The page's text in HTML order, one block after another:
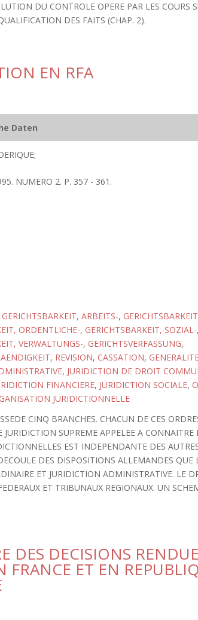
DU CONTROLE OPERE PAR LES COURS
DES FAITS (CHAP. 2).
EN RFA
Daten
NUMERO 2. P. 357 - 361.
GERICHTSBARKEIT, ARBEITS-,
ORDENTLICHE-, GERICHTSBARKEIT, SOZIAL-,
VERWALTUNGS-, GERICHTSVERFASSUNG,
, REVISION, CASSATION,
, JURIDICTION DE DROIT
FINANCIERE, JURIDICTION SOCIALE,
JURIDICTIONNELLE
CINQ BRANCHES. CHACUN DE CES
SUPREME APPELEE A CONNAITRE
EST INDEPENDANTE DES
DES DISPOSITIONS ALLEMANDES
ET JURIDICTION ADMINISTRATIVE. LE
ET TRIBUNAUX REGIONAUX. UN
DES DECISIONS
FRANCE ET EN